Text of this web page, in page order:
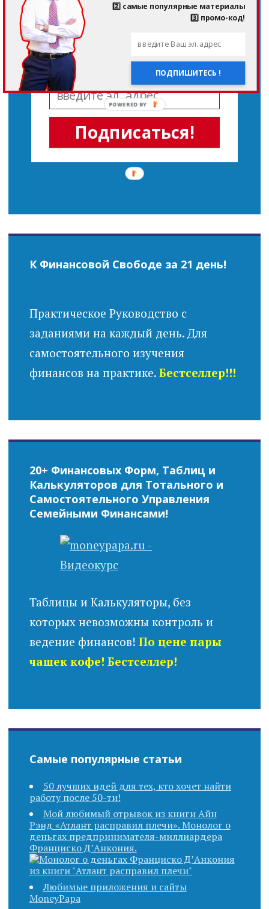
Подписаться!
популярные
3️⃣ промо-код!
К Финансовой Свободе за 21 день!
Практическое Руководство с
заданиями на каждый день. Для
самостоятельного изучения
финансов на практике. Бестселлер!!!
20+ Финансовых Форм, Таблиц и
Калькуляторов для Тотального и
Самостоятельного Управления
Семейными Финансами!
Таблицы и Калькуляторы, без
которых невозможны контроль и
ведение финансов! По цене пары
чашек кофе! Бестселлер!
Самые популярные статьи
50 лучших идей для тех, кто хочет найти
работу после 50-ти!
Мой любимый отрывок из книги Айн
Рэнд «Атлант расправил плечи». Монолог о
деньгах предпринимателя-миллиардера
Франциско Д’Анкония.
Любимые приложения и сайты
MoneyPapa
ПОДПИШИТЕСЬ !
2️⃣ самые популярные материалы
3️⃣ промо-код!
POWERED BY